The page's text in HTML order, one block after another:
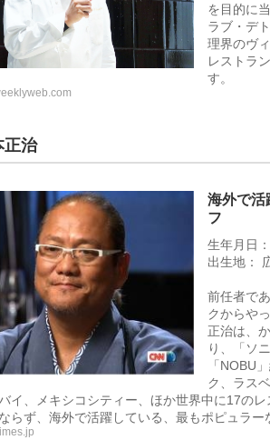
を目的に
ラブ・デ
理界のヴ
レストラ
す。
正治
海外で活
フ
生年月日
出生地：
前任者で
クからや
正治は、
り、「ソ
「NOBU
ク、ラス
イ、メキシコシティー、ほか世界中に17の
らず、海外で活躍している、最もポピュラー